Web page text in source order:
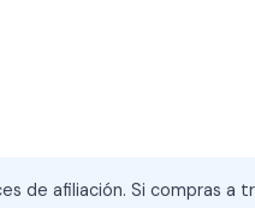
de afiliación. Si compras a